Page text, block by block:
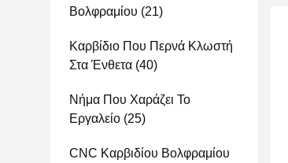
Βολφραμίου (21)
Καρβίδιο Που Περνά Κλωστή
Στα Ένθετα (40)
Νήμα Που Χαράζει Το
Εργαλείο (25)
CNC Καρβιδίου Βολφραμίου